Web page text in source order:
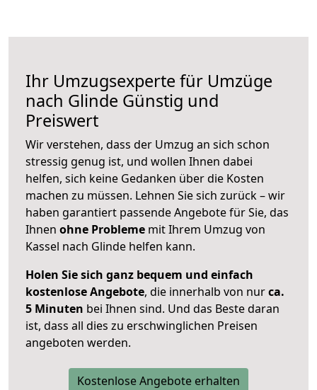
Ihr Umzugsexperte für Umzüge
nach Glinde Günstig und
Preiswert
Wir verstehen, dass der Umzug an sich schon
stressig genug ist, und wollen Ihnen dabei
helfen, sich keine Gedanken über die Kosten
machen zu müssen. Lehnen Sie sich zurück – wir
haben garantiert passende Angebote für Sie, das
Ihnen ohne Probleme mit Ihrem Umzug von
Kassel nach Glinde helfen kann.
Holen Sie sich ganz bequem und einfach
kostenlose Angebote, die innerhalb von nurca.
5 Minuten bei Ihnen sind. Und das Beste daran
ist, dass all dies zu erschwinglichen Preisen
angeboten werden.
Kostenlose Angebote erhalten